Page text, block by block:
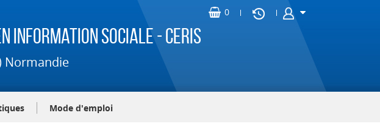
Information Sociale - CERIS
Normandie
Mode d'emploi